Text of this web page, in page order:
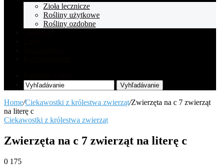
Zioła lecznicze
Rośliny użytkowe
Rośliny ozdobne
Vyhľadávanie
Home/Ciekawostki z królestwa zwierząt/Zwierzęta na c 7 zwierząt
na literę c
Ciekawostki z królestwa zwierząt
Zwierzęta na c 7 zwierząt na literę c
0 175